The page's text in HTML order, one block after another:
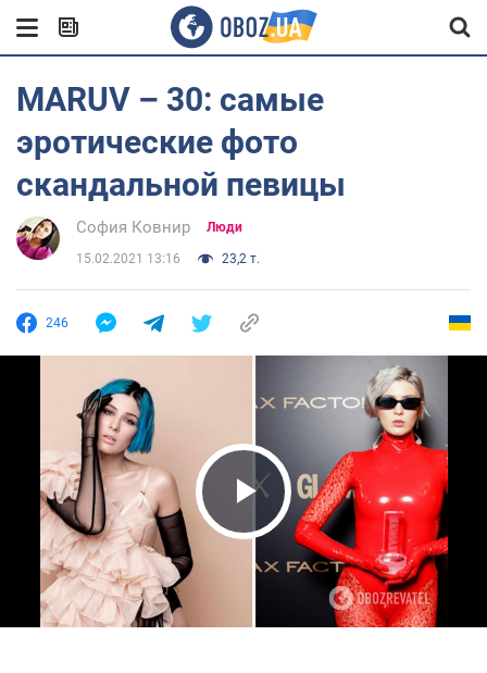
MARUV – 30: самые
эротические фото
скандальной певицы
София Ковнир Люди
15.02.2021 13:16 23,2 т.
246
Play Video